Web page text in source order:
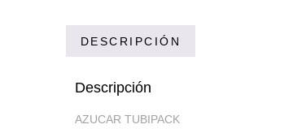
DESCRIPCIÓN
Descripción
AZUCAR TUBIPACK